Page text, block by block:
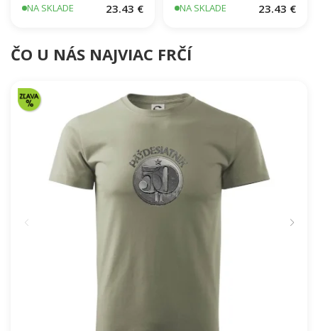
NA SKLADE 23.43 € NA SKLADE 23.43 €
ČO U NÁS NAJVIAC FRČÍ